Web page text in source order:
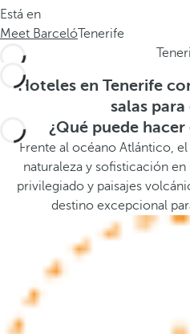
.
.
b
a
Está en
Meet BarcelóTenerife
Hoteles en Tenerife
salas
¿Qué puede
Frente al océano Atlántico,
naturaleza y sofisticación
privilegiado y paisajes
destino excepcional